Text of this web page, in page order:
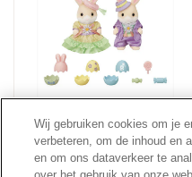
Vrolijk pasen set
Wij gebruiken cookies om je
verbeteren, om de inhoud en
en om ons dataverkeer te